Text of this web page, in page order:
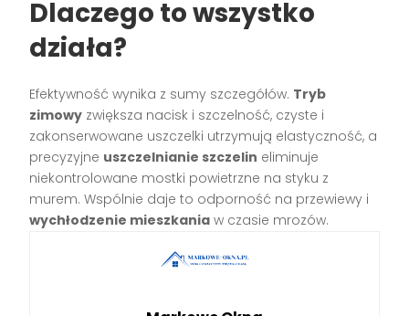
Dlaczego to wszystko
działa?
Efektywność wynika z sumy szczegółów. Tryb
zimowy zwiększa nacisk i szczelność, czyste i
zakonserwowane uszczelki utrzymują elastyczność, a
precyzyjne uszczelnianie szczelin eliminuje
niekontrolowane mostki powietrzne na styku z
murem. Wspólnie daje to odporność na przewiewy i
wychłodzenie mieszkania w czasie mrozów.